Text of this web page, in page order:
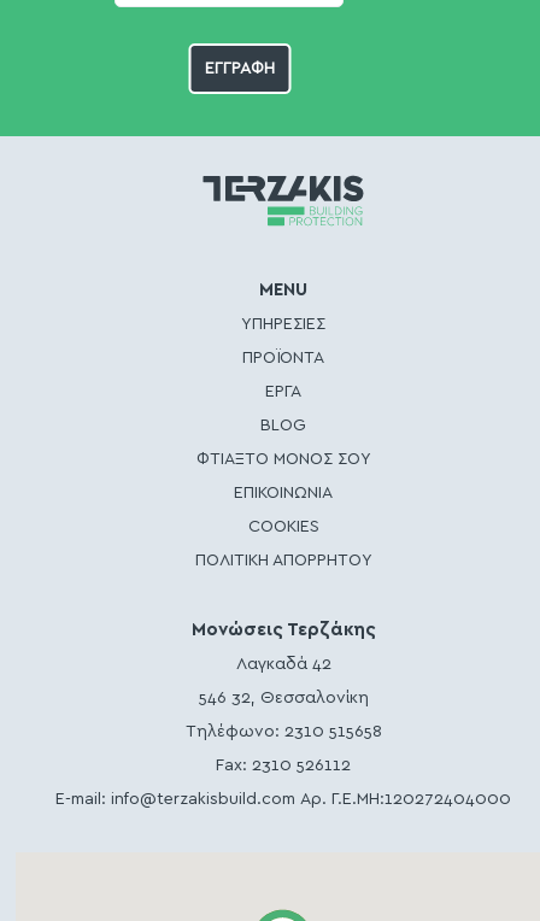
MENU
ΥΠΗΡΕΣΙΕΣ
ΠΡΟΪΟΝΤΑ
ΕΡΓΑ
BLOG
ΦΤΙΑΞΤΟ ΜΟΝΟΣ ΣΟΥ
ΕΠΙΚΟΙΝΩΝΙΑ
COOKIES
ΠΟΛΙΤΙΚΗ ΑΠΟΡΡΗΤΟΥ
Μονώσεις Τερζάκης
Λαγκαδά 42
546 32, Θεσσαλονίκη
Τηλέφωνο: 2310 515658
Fax: 2310 526112
E-mail:info@terzakisbuild.com Αρ. Γ.Ε.ΜΗ:120272404000